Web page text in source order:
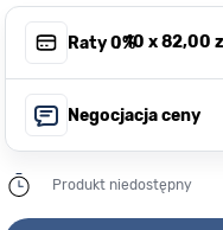
Raty 0%, 10 x82,00
Negocjacja ceny
Produkt niedostępny